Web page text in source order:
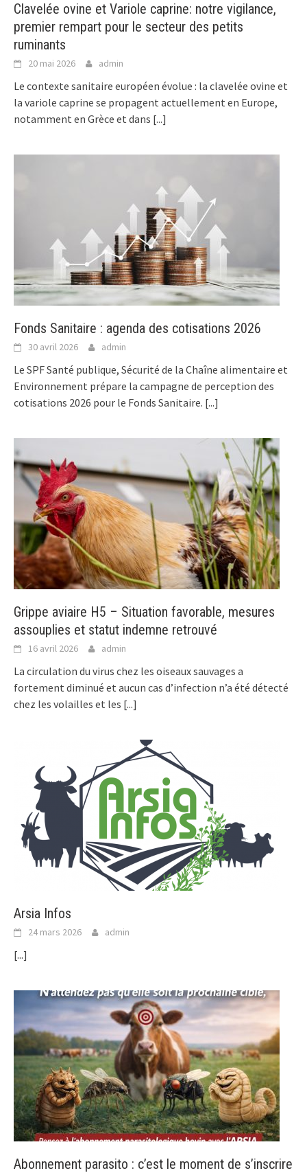
Clavelée ovine et Variole caprine: notre vigilance,
premier rempart pour le secteur des petits
ruminants
20 mai 2026 admin
Le contexte sanitaire européen évolue : la clavelée ovine et
la variole caprine se propagent actuellement en Europe,
notamment en Grèce et dans [...]
Fonds Sanitaire : agenda des cotisations 2026
30 avril 2026 admin
Le SPF Santé publique, Sécurité de la Chaîne alimentaire et
Environnement prépare la campagne de perception des
cotisations 2026 pour le Fonds Sanitaire. [...]
Grippe aviaire H5 – Situation favorable, mesures
assouplies et statut indemne retrouvé
16 avril 2026 admin
La circulation du virus chez les oiseaux sauvages a
fortement diminué et aucun cas d’infection n’a été détecté
chez les volailles et les [...]
Arsia Infos
24 mars 2026 admin
[...]
Abonnement parasito : c’est le moment de s’inscrire